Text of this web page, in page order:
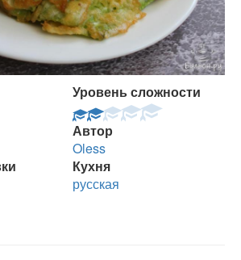
Уровень сложности
Автор
Oless
Кухня
русская